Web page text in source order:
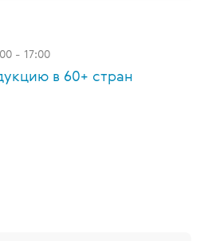
- 17:00
в 60+ стран